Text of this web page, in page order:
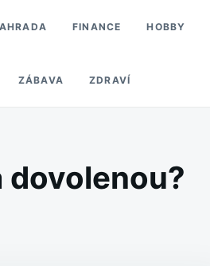
FINANCE HOBBY
ZÁBAVA ZDRAVÍ
dovolenou?